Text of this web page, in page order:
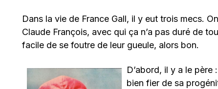
Dans la vie de France Gall, il y eut trois mecs.
Claude François, avec qui ça n’a pas duré de
facile de se foutre de leur gueule, alors bon.
D’abord, il y a le père
bien fier de sa